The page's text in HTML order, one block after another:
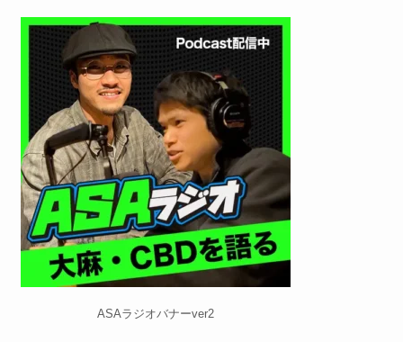
ASAラジオバナーver2